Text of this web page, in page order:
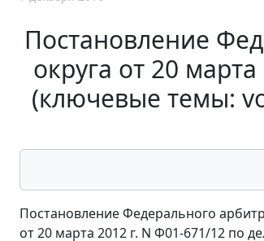
Постановление
округа от 20
(ключевые темы:
Постановление Федерального
от 20 марта 2012 г. N Ф01-671/12 по